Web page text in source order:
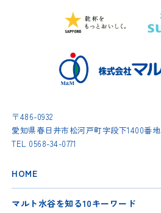
〒486-0932
愛知県春日井市松河戸町字段下1400番地
TEL 0568-34-0771
HOME
マルト水谷を知る10キーワード